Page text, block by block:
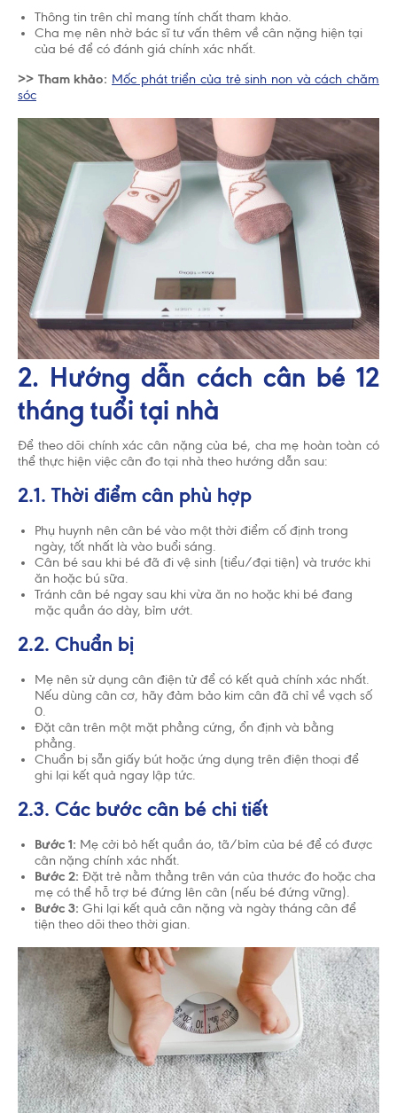
Thông tin trên chỉ mang tính chất tham khảo.
Cha mẹ nên nhờ bác sĩ tư vấn thêm về cân nặng hiện tại
của bé để có đánh giá chính xác nhất.
>> Tham khảo: Mốc phát triển của trẻ sinh non và cách chăm
sóc
2. Hướng dẫn cách cân bé 12
tháng tuổi tại nhà
Để theo dõi chính xác cân nặng của bé, cha mẹ hoàn toàn có
thể thực hiện việc cân đo tại nhà theo hướng dẫn sau:
2.1. Thời điểm cân phù hợp
Phụ huynh nên cân bé vào một thời điểm cố định trong
ngày, tốt nhất là vào buổi sáng.
Cân bé sau khi bé đã đi vệ sinh (tiểu/đại tiện) và trước khi
ăn hoặc bú sữa.
Tránh cân bé ngay sau khi vừa ăn no hoặc khi bé đang
mặc quần áo dày, bỉm ướt.
2.2. Chuẩn bị
Mẹ nên sử dụng cân điện tử để có kết quả chính xác nhất.
Nếu dùng cân cơ, hãy đảm bảo kim cân đã chỉ về vạch số
0.
Đặt cân trên một mặt phẳng cứng, ổn định và bằng
phẳng.
Chuẩn bị sẵn giấy bút hoặc ứng dụng trên điện thoại để
ghi lại kết quả ngay lập tức.
2.3. Các bước cân bé chi tiết
Bước 1: Mẹ cởi bỏ hết quần áo, tã/bỉm của bé để có được
cân nặng chính xác nhất.
Bước 2: Đặt trẻ nằm thẳng trên ván của thước đo hoặc cha
mẹ có thể hỗ trợ bé đứng lên cân (nếu bé đứng vững).
Bước 3: Ghi lại kết quả cân nặng và ngày tháng cân để
tiện theo dõi theo thời gian.
Chấp nhận và đóng
Tổ chức Y Tế Thế Giới (WHO) khuyến cáo nên nuôi